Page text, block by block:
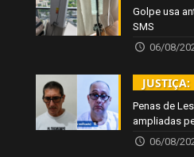
Golpe usa
SMS
06/08/
JUSTIÇA:
Penas de
ampliadas
06/08/